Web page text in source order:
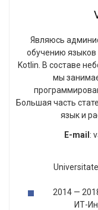
Являюсь
обучению языков
Kotlin. В составе
мы
Большая часть
язык и
E-mail :
2014 —
ИТ-